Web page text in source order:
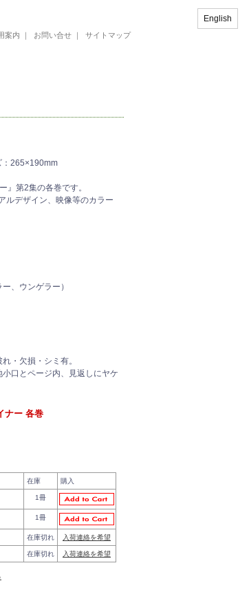
案内 ｜ お問い合せ ｜ サイトマップ
265×190mm
』第2集の各巻です。
ルデザイン、映像等のカラー
、ウンゲラー）
・欠損・シミ有。
口とページ内、見返しにヤケ
ナー 各巻
在庫 購入
1冊
1冊
在庫切れ 入荷連絡を希望
在庫切れ 入荷連絡を希望
English